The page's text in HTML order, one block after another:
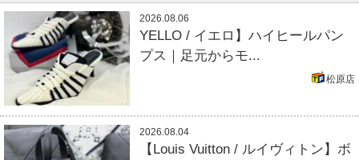
2026.08.06
YELLO / イエロ】ハイヒールパン
プス｜足元からモ...
松原店
2026.08.04
【Louis Vuitton / ルイヴィトン】ボ